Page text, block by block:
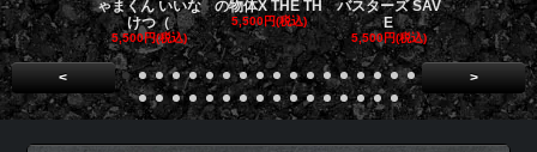
ゃまくん いいな
けつ（
5,500円(税込)
の物体X THE TH
5,500円(税込)
バスターズ SAV
E
5,500円(税込)
バスターズ
ージャ
5,500円(税
< >